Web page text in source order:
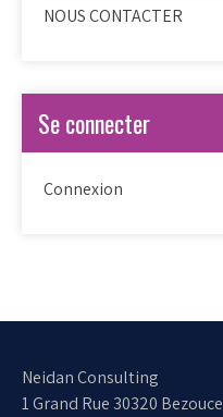
NOUS CONTACTER
Se connecter
Connexion
Neidan Consulting
1 Grand Rue 30320 Bezouce